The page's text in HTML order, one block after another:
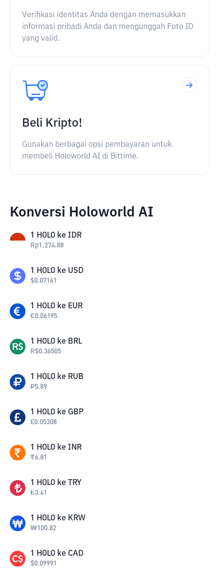
Verifikasi identitas Anda dengan memasukkan
informasi pribadi Anda dan mengunggah Foto ID
yang valid.
Beli Kripto!
Gunakan berbagai opsi pembayaran untuk
membeli Holoworld AI di Bittime.
Konversi Holoworld AI
1 HOLO ke IDR
Rp1,274.88
1 HOLO ke USD
$0.07161
1 HOLO ke EUR
€0.06195
1 HOLO ke BRL
R$0.36505
1 HOLO ke RUB
₽5.89
1 HOLO ke GBP
£0.05308
1 HOLO ke INR
₹6.81
1 HOLO ke TRY
₺3.41
1 HOLO ke KRW
₩100.82
1 HOLO ke CAD
$0.09991